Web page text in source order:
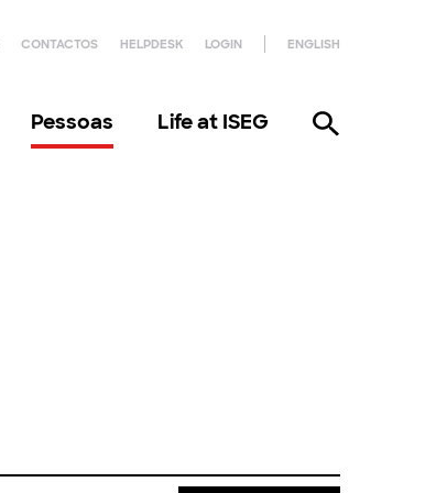
CONTACTOS HELPDESK LOGIN ENGLISH
Pessoas Life at ISEG